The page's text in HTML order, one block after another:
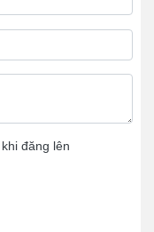
đăng lên